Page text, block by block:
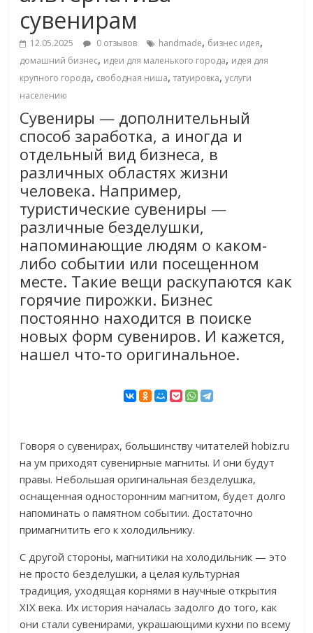
сувенирам
12.05.2025 0 отзывов handmade, бизнес идея,
домашний бизнес, идеи для маленького города, идея для
крупного города, свободная ниша,татуировка,услуги
населению
Сувениры — дополнительный
способ заработка, а иногда и
отдельный вид бизнеса, в
различных областях жизни
человека. Например,
туристические сувениры —
различные безделушки,
напоминающие людям о каком-
либо событии или посещенном
месте. Такие вещи раскупаются как
горячие пирожки. Бизнес
постоянно находится в поиске
новых форм сувениров. И кажется,
нашел что-то оригинальное.
Говоря о сувенирах, большинству читателей hobiz.ru
на ум приходят сувенирные магниты. И они будут
правы. Небольшая оригинальная безделушка,
оснащенная односторонним магнитом, будет долго
напоминать о памятном событии. Достаточно
примагнитить его к холодильнику.
С другой стороны, магнитики на холодильник — это
не просто безделушки, а целая культурная
традиция, уходящая корнями в научные открытия
XIX века. Их история началась задолго до того, как
они стали сувенирами, украшающими кухни по всему